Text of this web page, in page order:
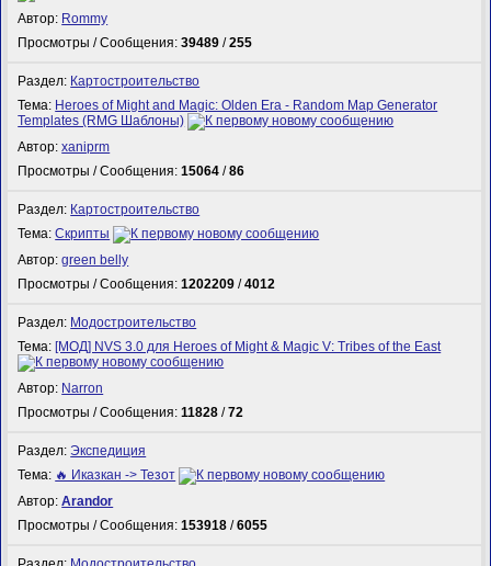
Автор: Rommy
Просмотры / Сообщения:39489 /255
Раздел: Картостроительство
Тема: Heroes of Might and Magic: Olden Era - Random Map Generator
Templates (RMG Шаблоны)
Автор:xaniprm
Просмотры / Сообщения:15064 /86
Раздел: Картостроительство
Тема:Скрипты
Автор:green belly
Просмотры / Сообщения:1202209 /4012
Раздел: Модостроительство
Тема: [МОД] NVS 3.0 для Heroes of Might & Magic V: Tribes of the East
Автор: Narron
Просмотры / Сообщения:11828 /72
Раздел:Экспедиция
Тема: 🔥 Иказкан -> Тезот
Автор:Arandor
Просмотры / Сообщения:153918 /6055